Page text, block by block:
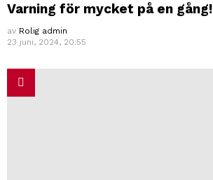
Varning för mycket på en gång!
av Rolig admin
23 juni, 2024, 20:55